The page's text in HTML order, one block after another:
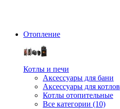
Отопление
Котлы и печи
Аксессуары для бани
Аксессуары для котлов
Котлы отопительные
Все категории (10)